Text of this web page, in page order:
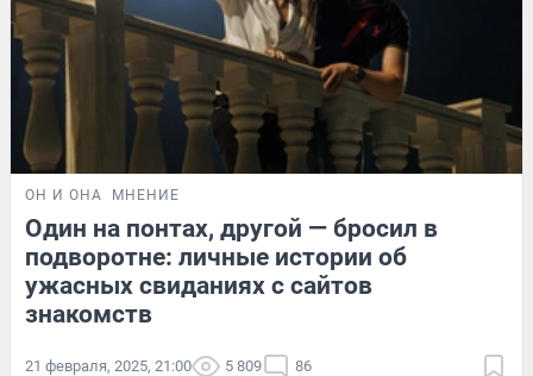
ОН И ОНА МНЕНИЕ
Один на понтах, другой — бросил в
подворотне: личные истории об
ужасных свиданиях с сайтов
знакомств
21 февраля, 2025, 21:00 5 809 86